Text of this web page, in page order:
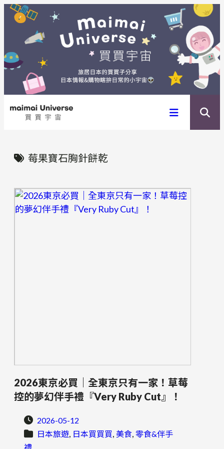
内
ス
キ
莓果寶石胸針餅乾
2026東京必買｜全東京只有一家！草莓
控的夢幻伴手禮『Very Ruby Cut』！
2026-05-12
日本旅遊, 日本買買買, 美食, 零食&伴手